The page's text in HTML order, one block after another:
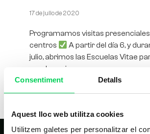
Consentiment Detalls
Aquest lloc web utilitza cookies
Utilitzem galetes per personalitzar el
17 de julio de 2020
Programamos visitas presenciales
centros
A partir del día 6, y
julio, abrimos las Escuelas Vitae
pueds venir a